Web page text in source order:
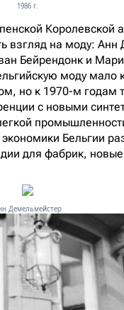
1986 г.
Королевской
взгляд на моду:
Бейрендонк и
моду мало
но к 1970-м годам
с новыми
Бельгии
для фабрик,
Демельмейстер